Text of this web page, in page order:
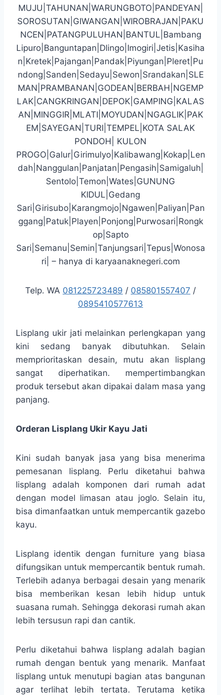
MUJU|TAHUNAN|WARUNGBOTO|PANDEYAN|
SOROSUTAN|GIWANGAN|WIROBRAJAN|PAKU
NCEN|PATANGPULUHAN|BANTUL|Bambang
Lipuro|Banguntapan|Dlingo|Imogiri|Jetis|Kasiha
n|Kretek|Pajangan|Pandak|Piyungan|Pleret|Pu
ndong|Sanden|Sedayu|Sewon|Srandakan|SLE
MAN|PRAMBANAN|GODEAN|BERBAH|NGEMP
LAK|CANGKRINGAN|DEPOK|GAMPING|KALAS
AN|MINGGIR|MLATI|MOYUDAN|NGAGLIK|PAK
EM|SAYEGAN|TURI|TEMPEL|KOTA SALAK
PONDOH| KULON
PROGO|Galur|Girimulyo|Kalibawang|Kokap|Len
dah|Nanggulan|Panjatan|Pengasih|Samigaluh|
Sentolo|Temon|Wates|GUNUNG
KIDUL|Gedang
Sari|Girisubo|Karangmojo|Ngawen|Paliyan|Pan
ggang|Patuk|Playen|Ponjong|Purwosari|Rongk
op|Sapto
Sari|Semanu|Semin|Tanjungsari|Tepus|Wonosa
ri| – hanya di karyaanaknegeri.com
Telp. WA 081225723489 / 085801557407 /
0895410577613
Lisplang ukir jati melainkan perlengkapan yang
kini sedang banyak dibutuhkan. Selain
memprioritaskan desain, mutu akan lisplang
sangat diperhatikan. mempertimbangkan
produk tersebut akan dipakai dalam masa yang
panjang.
Orderan Lisplang Ukir Kayu Jati
Kini sudah banyak jasa yang bisa menerima
pemesanan lisplang. Perlu diketahui bahwa
lisplang adalah komponen dari rumah adat
dengan model limasan atau joglo. Selain itu,
bisa dimanfaatkan untuk mempercantik gazebo
kayu.
Lisplang identik dengan furniture yang biasa
difungsikan untuk mempercantik bentuk rumah.
Terlebih adanya berbagai desain yang menarik
bisa memberikan kesan lebih hidup untuk
suasana rumah. Sehingga dekorasi rumah akan
lebih tersusun rapi dan cantik.
Perlu diketahui bahwa lisplang adalah bagian
rumah dengan bentuk yang menarik. Manfaat
lisplang untuk menutupi bagian atas bangunan
agar terlihat lebih tertata. Terutama ketika